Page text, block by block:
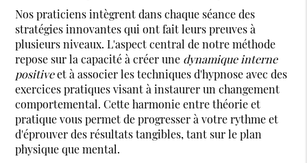
Nos praticiens intègrent dans chaque séance des
stratégies innovantes qui ont fait leurs preuves à
plusieurs niveaux. L'aspect central de notre méthode
repose sur la capacité à créer une dynamique interne
positiveet à associer les techniques d'hypnose avec des
exercices pratiques visant à instaurer un changement
comportemental. Cette harmonie entre théorie et
pratique vous permet de progresser à votre rythme et
d'éprouver des résultats tangibles, tant sur le plan
physique que mental.